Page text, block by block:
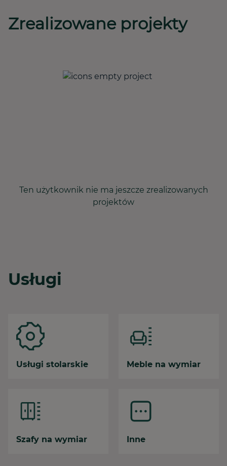
Zrealizowane projekty
Ten użytkownik nie ma jeszcze zrealizowanych
projektów
Usługi
Usługi stolarskie Meble na wymiar
Szafy na wymiar Inne